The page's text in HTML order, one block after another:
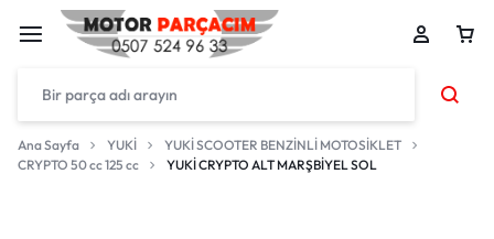
Ana Sayfa YUKİ
YUKİ SCOOTER BENZİNLİ MOTOSİKLET
CRYPTO 50 cc 125 cc
YUKİ CRYPTO ALT MARŞBİYEL SOL